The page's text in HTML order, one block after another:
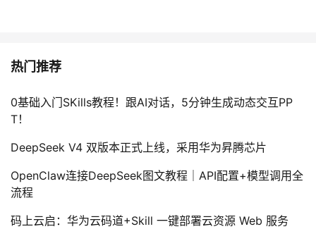
热门推荐
0基础入门SKills教程！跟AI对话，5分钟生成动态交互PP
T！
DeepSeek V4 双版本正式上线，采用华为昇腾芯片
OpenClaw连接DeepSeek图文教程｜API配置+模型调用全
流程
码上云启：华为云码道+Skill 一键部署云资源 Web 服务